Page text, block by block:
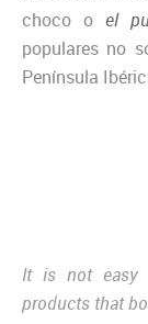
choco oel
populares no
Península
It is not easy
products that